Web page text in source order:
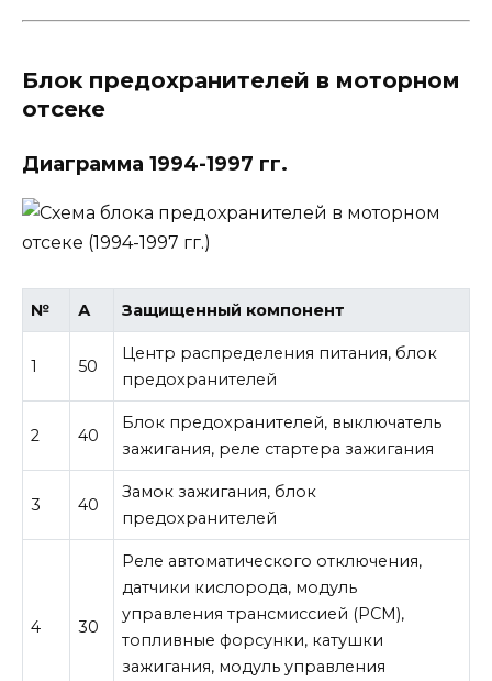
Блок предохранителей в моторном
отсеке
Диаграмма 1994-1997 гг.
№ А Защищенный компонент
1 50
Центр распределения питания, блок
предохранителей
2 40
Блок предохранителей, выключатель
зажигания, реле стартера зажигания
3 40
Замок зажигания, блок
предохранителей
4 30
Реле автоматического отключения,
датчики кислорода, модуль
управления трансмиссией (PCM),
топливные форсунки, катушки
зажигания, модуль управления